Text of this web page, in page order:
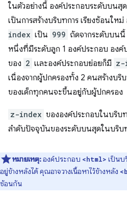
ในตัวอย่างนี้ องค์ประกอบระดับบนสุ
เป็นการสร้างบริบทการ เรียงซ้อนให
index เป็น 999 ถัดจากระดับบนนี้
หนึ่งที่มีระดับลูก 1 องค์ประกอบ องค์
ของ 2 และองค์ประกอบย่อยก็มี z-
เนื่องจากผู้ปกครองทั้ง 2 คนสร้างบริ
ของเด็กทุกคนจะขึ้นอยู่กับผู้ปกครอง
z-index ขององค์ประกอบในบริ
ลำดับปัจจุบันของระดับบนสุดในบริบท
หมายเหตุ:องค์ประกอบ <html> เป็นบ
อยู่ข้างหลังได้ คุณอาจวางเนื้อหาไว้ข้างหลัง
ซ้อนกัน